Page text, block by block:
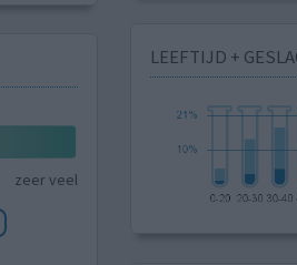
zeer veel
LEEFTIJD +